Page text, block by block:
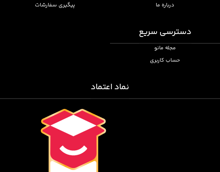
درباره ما
پیگیری سفارشات
دسترسی سریع
مجله مانو
حساب کاربری
نماد اعتماد